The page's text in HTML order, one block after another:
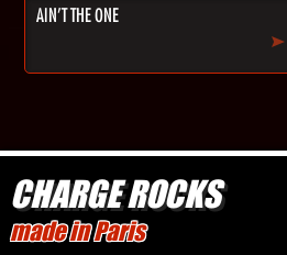
AIN'T THE ONE
CHARGE ROCKS
made in Paris